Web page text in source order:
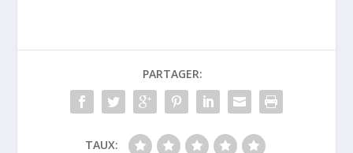
PARTAGER:
TAUX: